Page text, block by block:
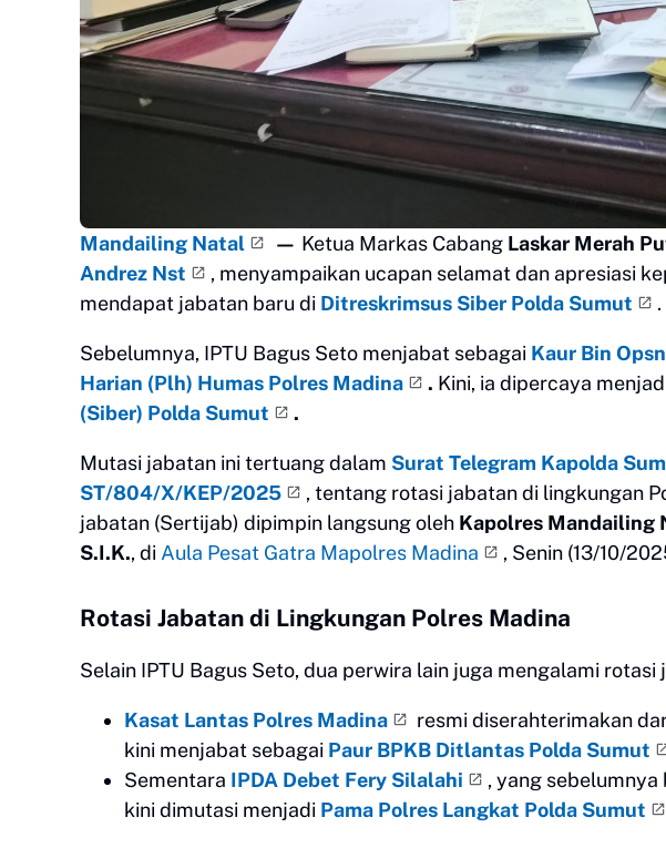
Mandailing Natal — Ketua Markas Cabang Laskar Merah
Andrez Nst
, menyampaikan ucapan selamat dan apresiasi
mendapat jabatan baru di Ditreskrimsus Siber Polda Sumut .
Sebelumnya, IPTU Bagus Seto menjabat sebagai Kaur Bin
Harian (Plh) Humas Polres Madina
. Kini, ia dipercaya
(Siber) Polda Sumut
.
Mutasi jabatan ini tertuang dalam Surat Telegram Kapolda
ST/804/X/KEP/2025
, tentang rotasi jabatan di lingkungan
jabatan (Sertijab) dipimpin langsung oleh Kapolres Mandailing
S.I.K., di Aula Pesat Gatra Mapolres Madina , Senin (13/10/
Rotasi Jabatan di Lingkungan Polres Madina
Selain IPTU Bagus Seto, dua perwira lain juga mengalami rotasi
Kasat Lantas Polres Madina resmi diserahterimakan
kini menjabat sebagai Paur BPKB Ditlantas Polda Sumut
Sementara IPDA Debet Fery Silalahi
, yang
kini dimutasi menjadi Pama Polres Langkat Polda Sumut